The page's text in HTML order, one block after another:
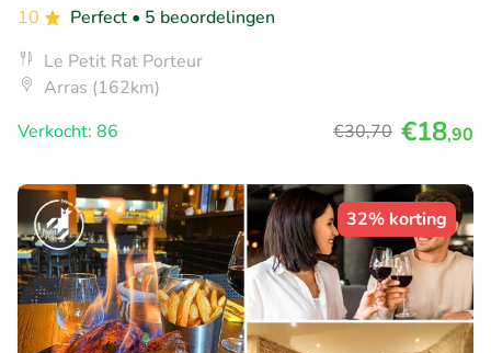
10
Perfect • 5 beoordelingen
Le Petit Rat Porteur
Arras (162km)
Verkocht: 86
€30,70 €18,90
32% korting